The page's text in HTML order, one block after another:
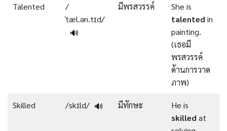
Talented
/
ˈtæl.ən.tɪd/
🔊
มีพรสวรรค์
She is
talented in
painting.
(เธอมี
พรสวรรค์
ด้านการวาด
ภาพ)
Skilled /skɪld/ 🔊 มีทักษะ
He is
skilled at